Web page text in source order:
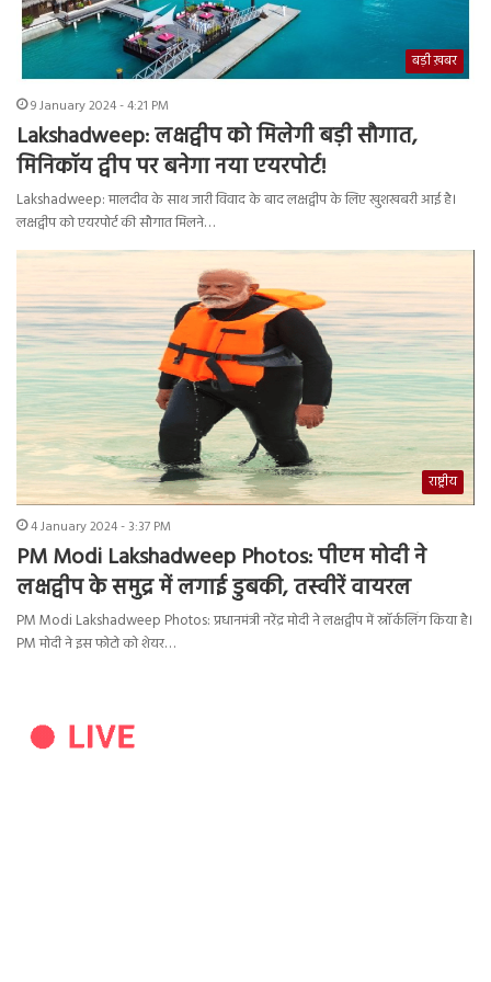
बड़ी ख़बर
9 January 2024 - 4:21 PM
Lakshadweep: लक्षद्वीप को मिलेगी बड़ी सौगात,
मिनिकॉय द्वीप पर बनेगा नया एयरपोर्ट!
Lakshadweep: मालदीव के साथ जारी विवाद के बाद लक्षद्वीप के लिए खुशखबरी आई है।
लक्षद्वीप को एयरपोर्ट की सौगात मिलने…
राष्ट्रीय
4 January 2024 - 3:37 PM
PM Modi Lakshadweep Photos: पीएम मोदी ने
लक्षद्वीप के समुद्र में लगाई डुबकी, तस्वीरें वायरल
PM Modi Lakshadweep Photos: प्रधानमंत्री नरेंद्र मोदी ने लक्षद्वीप में स्नॉर्कलिंग किया है।
PM मोदी ने इस फोटो को शेयर…